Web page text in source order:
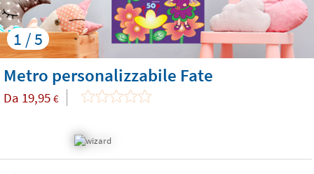
1 / 5
Metro personalizzabile Fate
Da 19,95 €